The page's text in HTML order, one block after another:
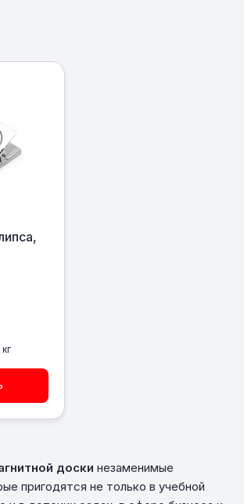
доски незаменимые
пригодятся не только в учебной